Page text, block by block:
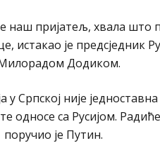
наш пријатељ, хвала што
истакао је предсједник
Додиком.
у Српској није
односе са Русијом.
је Путин.